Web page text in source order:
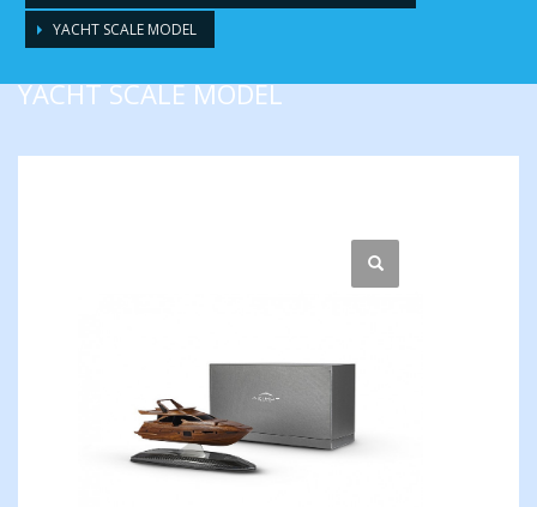
YACHT SCALE MODEL
YACHT SCALE MODEL